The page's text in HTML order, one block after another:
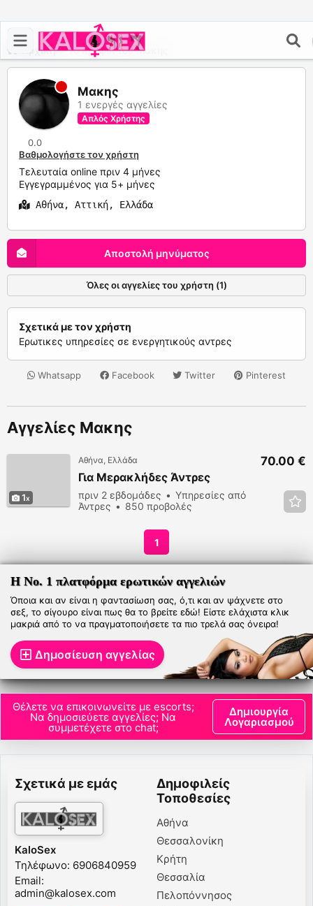
Αρχική >Το προφίλ του Μακης
Μακης
1 ενεργές αγγελίες
Απλός Χρήστης
0.0
Βαθμολογήστε τον χρήστη
Τελευταία online πριν 4 μήνες
Εγγεγραμμένος για 5+ μήνες
Αθήνα, Αττική, Ελλάδα
Αποστολή μηνύματος
Όλες οι αγγελίες του χρήστη (1)
Σχετικά με τον χρήστη
Ερωτικες υπηρεσίες σε ενεργητικούς αντρες
Whatsapp Facebook Twitter Pinterest
Αγγελίες Μακης
1
Αθήνα, Ελλάδα
Για Μερακλήδες Άντρες
πριν 2 εβδομάδες
Υπηρεσίες από
Άντρες
850 προβολές
70.00 €
1
Η Νο. 1 πλατφόρμα ερωτικών αγγελιών
Όποια και αν είναι η φαντασίωση σας, ό,τι και αν ψάχνετε στο
σεξ, το σίγουρο είναι πως θα το βρείτε εδώ! Είστε ελάχιστα κλικ
μακριά από το να πραγματοποιήσετε τα πιο τρελά σας όνειρα!
Δημοσίευση αγγελίας
Θέλετε να επικοινωνείτε με escorts;
Να δημοσιεύετε αγγελίες; Να
συμμετέχετε στο chat;
Δημιουργία
Λογαριασμού
Σχετικά με εμάς
KaloSex
Τηλέφωνο: 6906840959
Email:
admin@kalosex.com
Δημοφιλείς
Τοποθεσίες
Αθήνα
Θεσσαλονίκη
Κρήτη
Θεσσαλία
Πελοπόννησος